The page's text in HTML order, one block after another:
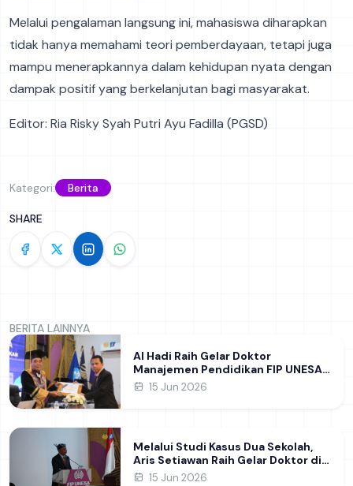
Melalui pengalaman langsung ini, mahasiswa diharapkan
tidak hanya memahami teori pemberdayaan, tetapi juga
mampu menerapkannya dalam kehidupan nyata dengan
dampak positif yang berkelanjutan bagi masyarakat.
Editor: Ria Risky Syah Putri Ayu Fadilla (PGSD)
Kategori: Berita
SHARE
BERITA LAINNYA
Al Hadi Raih Gelar Doktor
Manajemen Pendidikan FIP UNESA
melalui Riset Pembentukan
15 Jun 2026
Melalui Studi Kasus Dua Sekolah,
Aris Setiawan Raih Gelar Doktor di
FIP UNESA Usai Kupas Manajemen
15 Jun 2026